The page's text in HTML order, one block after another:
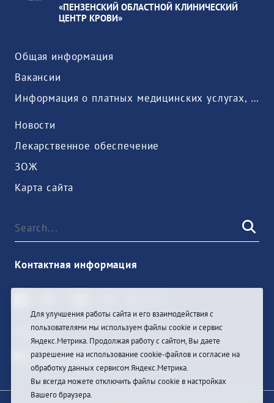
«ПЕНЗЕНСКИЙ ОБЛАСТНОЙ КЛИНИЧЕСКИЙ
ЦЕНТР КРОВИ»
Общая информация
Вакансии
Информация о платных медицинских услугах, предоставляемых медицинской организацией
Новости
Лекарственное обеспечение
ЗОЖ
Карта сайта
Контактная информация
Sign In
Для улучшения работы сайта и его взаимодействия с
пользователями мы используем файлы cookie и сервис
Яндекс.Метрика. Продолжая работу с сайтом, Вы даете
разрешение на использование cookie-файлов и согласие на
обработку данных сервисом Яндекс.Метрика.
Вы всегда можете отключить файлы cookie в настройках
Вашего браузера.